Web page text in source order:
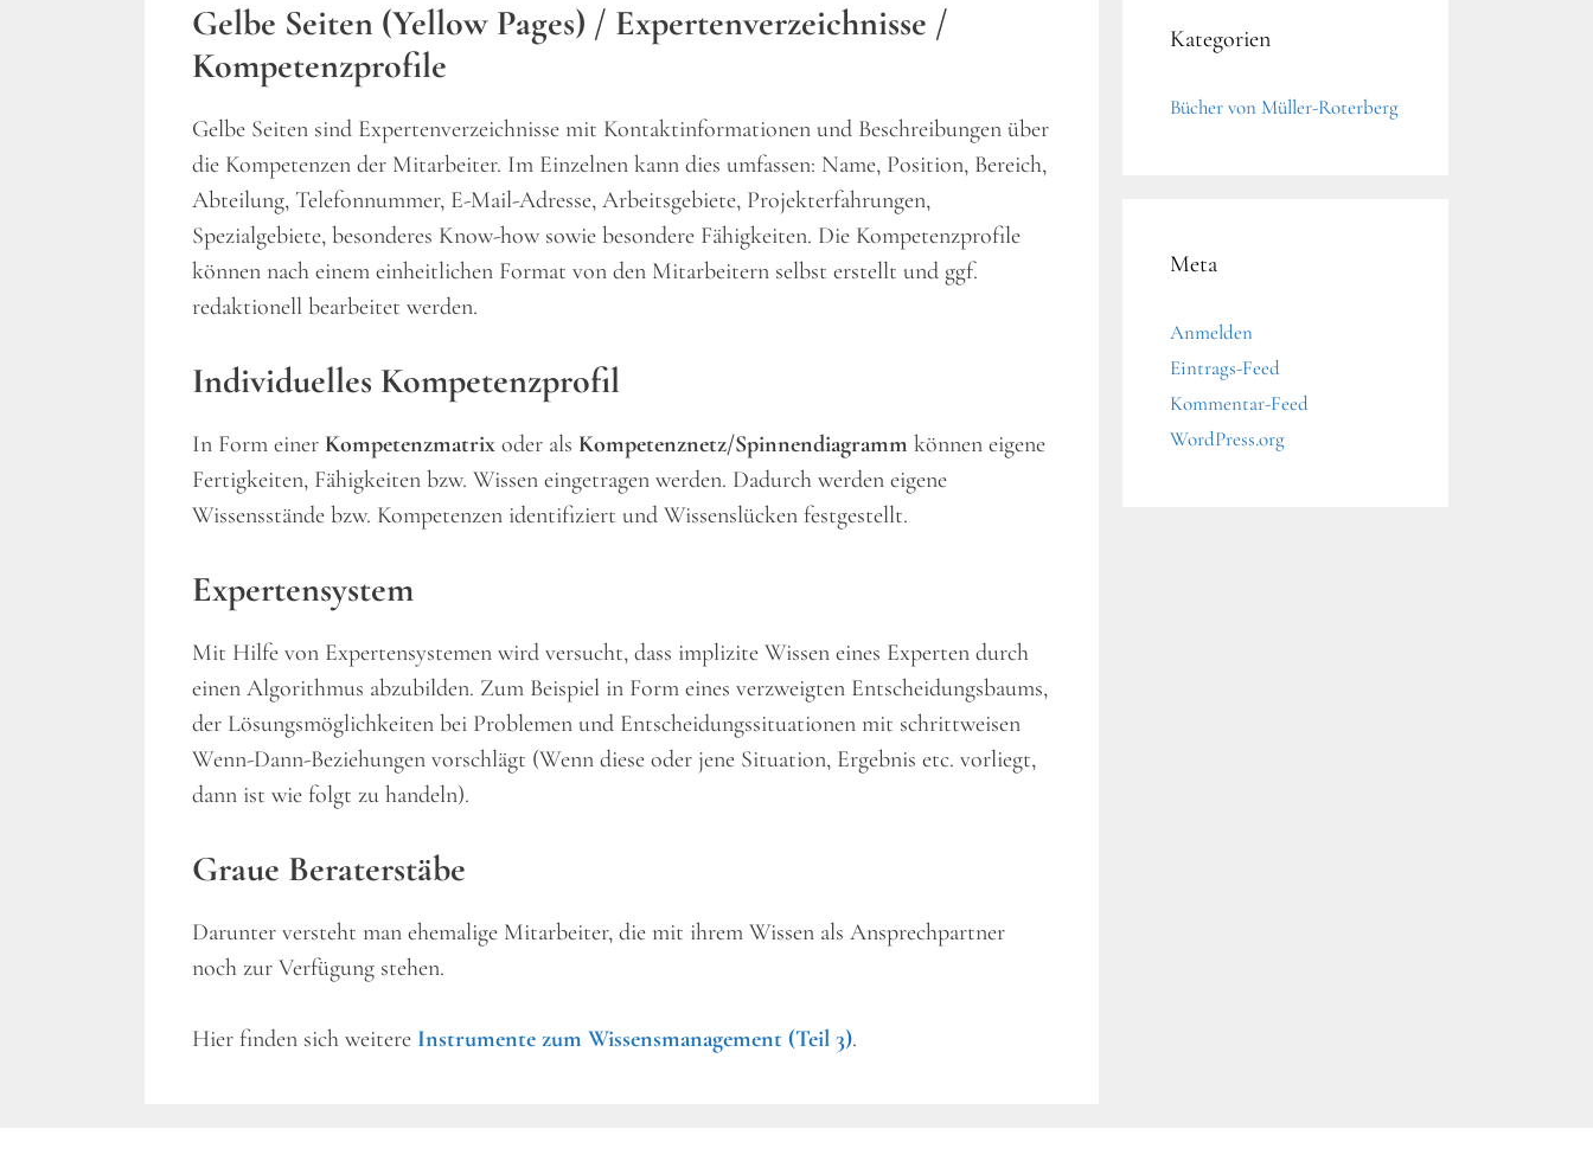
Gelbe Seiten (Yellow Pages) / Expertenverzeichnisse /
Kompetenzprofile
Gelbe Seiten sind Expertenverzeichnisse mit Kontaktinformationen und Beschreibungen über
die Kompetenzen der Mitarbeiter. Im Einzelnen kann dies umfassen: Name, Position, Bereich,
Abteilung, Telefonnummer, E-Mail-Adresse, Arbeitsgebiete, Projekterfahrungen,
Spezialgebiete, besonderes Know-how sowie besondere Fähigkeiten. Die Kompetenzprofile
können nach einem einheitlichen Format von den Mitarbeitern selbst erstellt und ggf.
redaktionell bearbeitet werden.
Individuelles Kompetenzprofil
In Form einer Kompetenzmatrix oder als Kompetenznetz/Spinnendiagramm können eigene
Fertigkeiten, Fähigkeiten bzw. Wissen eingetragen werden. Dadurch werden eigene
Wissensstände bzw. Kompetenzen identifiziert und Wissenslücken festgestellt.
Expertensystem
Mit Hilfe von Expertensystemen wird versucht, dass implizite Wissen eines Experten durch
einen Algorithmus abzubilden. Zum Beispiel in Form eines verzweigten Entscheidungsbaums,
der Lösungsmöglichkeiten bei Problemen und Entscheidungssituationen mit schrittweisen
Wenn-Dann-Beziehungen vorschlägt (Wenn diese oder jene Situation, Ergebnis etc. vorliegt,
dann ist wie folgt zu handeln).
Graue Beraterstäbe
Darunter versteht man ehemalige Mitarbeiter, die mit ihrem Wissen als Ansprechpartner
noch zur Verfügung stehen.
Hier finden sich weitere Instrumente zum Wissensmanagement (Teil 3).
Kategorien
Bücher von Müller-Roterberg
Meta
Anmelden
Eintrags-Feed
Kommentar-Feed
WordPress.org